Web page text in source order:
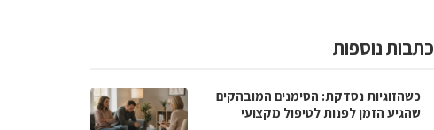
כתבות נוספות
כשהזוגיות נסדקת: הסימנים המובהקים
שהגיע הזמן לפנות לטיפול מקצועי